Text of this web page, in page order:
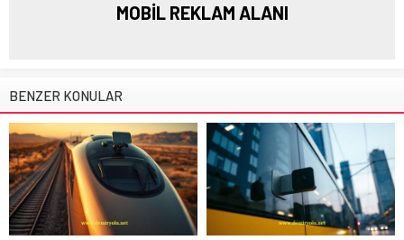
MOBİL REKLAM ALANI
BENZER KONULAR